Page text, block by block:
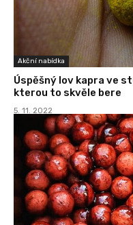
Akční nabídka
Úspěšný lov kapra ve
kterou to skvěle bere
5. 11. 2022